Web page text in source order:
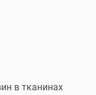
в тканинах